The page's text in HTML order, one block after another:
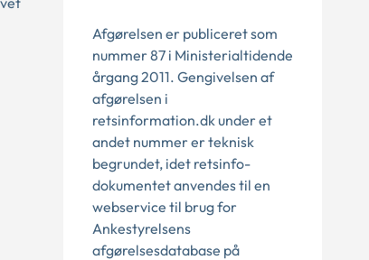
Afgørelsen er publiceret som
nummer 87 i Ministerialtidende
årgang 2011. Gengivelsen af
afgørelsen i
retsinformation.dk under et
andet nummer er teknisk
begrundet, idet retsinfo-
dokumentet anvendes til en
webservice til brug for
Ankestyrelsens
afgørelsesdatabase på